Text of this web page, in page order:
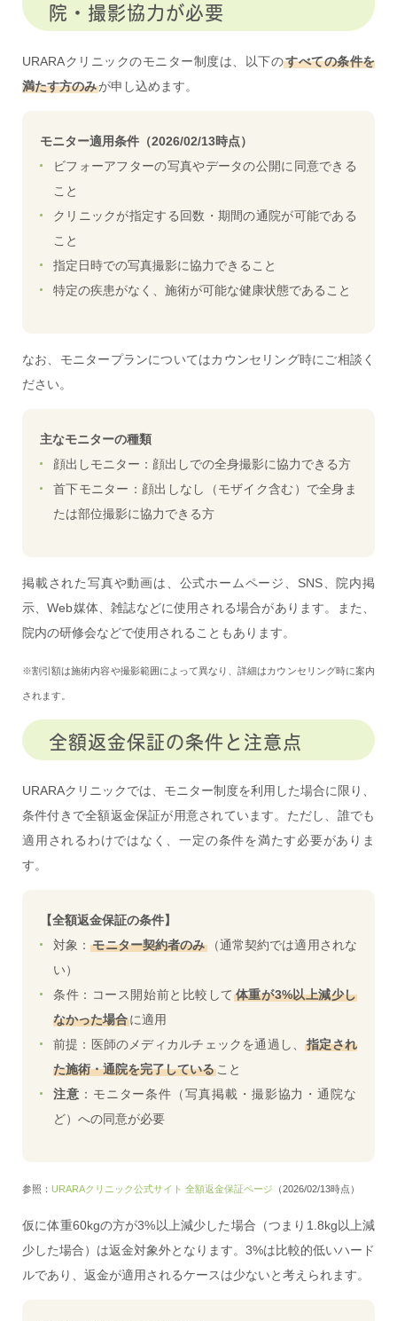
院・撮影協力が必要
URARAクリニックのモニター制度は、以下のすべての条件を
満たす方のみが申し込めます。
モニター適用条件（2026/02/13時点）
ビフォーアフターの写真やデータの公開に同意できる
こと
クリニックが指定する回数・期間の通院が可能である
こと
指定日時での写真撮影に協力できること
特定の疾患がなく、施術が可能な健康状態であること
なお、モニタープランについてはカウンセリング時にご相談く
ださい。
主なモニターの種類
顔出しモニター：顔出しでの全身撮影に協力できる方
首下モニター：顔出しなし（モザイク含む）で全身ま
たは部位撮影に協力できる方
掲載された写真や動画は、公式ホームページ、SNS、院内掲
示、Web媒体、雑誌などに使用される場合があります。また、
院内の研修会などで使用されることもあります。
※割引額は施術内容や撮影範囲によって異なり、詳細はカウンセリング時に案内
されます。
全額返金保証の条件と注意点
URARAクリニックでは、モニター制度を利用した場合に限り、
条件付きで全額返金保証が用意されています。ただし、誰でも
適用されるわけではなく、一定の条件を満たす必要がありま
す。
【全額返金保証の条件】
対象：モニター契約者のみ（通常契約では適用されな
い）
条件：コース開始前と比較して 体重が3%以上減少し
なかった場合に適用
前提：医師のメディカルチェックを通過し、指定され
た施術・通院を完了している こと
注意 ：モニター条件（写真掲載・撮影協力・通院な
ど）への同意が必要
参照： URARAクリニック公式サイト 全額返金保証ページ （2026/02/13時点）
仮に体重60kgの方が3%以上減少した場合（つまり1.8kg以上減
少した場合）は返金対象外となります。3%は比較的低いハード
ルであり、返金が適用されるケースは少ないと考えられます。